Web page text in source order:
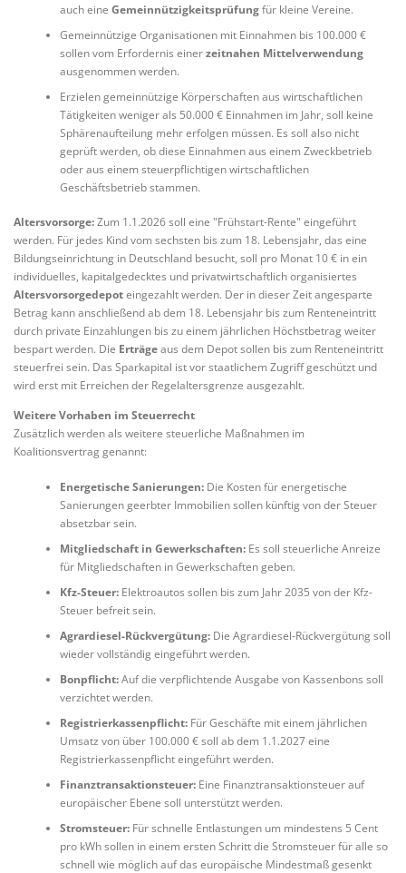
auch eine Gemeinnützigkeitsprüfungfür kleine Vereine.
Gemeinnützige Organisationen mit Einnahmen bis 100.000 €
sollen vom Erfordernis einerzeitnahen Mittelverwendung
ausgenommen werden.
Erzielen gemeinnützige Körperschaften aus wirtschaftlichen
Tätigkeiten weniger als 50.000 € Einnahmen im Jahr, soll keine
Sphärenaufteilung mehr erfolgen müssen. Es soll also nicht
geprüft werden, ob diese Einnahmen aus einem Zweckbetrieb
oder aus einem steuerpflichtigen wirtschaftlichen
Geschäftsbetrieb stammen.
Altersvorsorge:Zum 1.1.2026 soll eine "Frühstart-Rente" eingeführt
werden. Für jedes Kind vom sechsten bis zum 18. Lebensjahr, das eine
Bildungseinrichtung in Deutschland besucht, soll pro Monat 10 € in ein
individuelles, kapitalgedecktes und privatwirtschaftlich organisiertes
Altersvorsorgedepoteingezahlt werden. Der in dieser Zeit angesparte
Betrag kann anschließend ab dem 18. Lebensjahr bis zum Renteneintritt
durch private Einzahlungen bis zu einem jährlichen Höchstbetrag weiter
bespart werden. Die Erträgeaus dem Depot sollen bis zum Renteneintritt
steuerfrei sein. Das Sparkapital ist vor staatlichem Zugriff geschützt und
wird erst mit Erreichen der Regelaltersgrenze ausgezahlt.
Weitere Vorhaben im Steuerrecht
Zusätzlich werden als weitere steuerliche Maßnahmen im
Koalitionsvertrag genannt:
Energetische Sanierungen:Die Kosten für energetische
Sanierungen geerbter Immobilien sollen künftig von der Steuer
absetzbar sein.
Mitgliedschaft in Gewerkschaften:Es soll steuerliche Anreize
für Mitgliedschaften in Gewerkschaften geben.
Kfz-Steuer:Elektroautos sollen bis zum Jahr 2035 von der Kfz-
Steuer befreit sein.
Agrardiesel-Rückvergütung:Die Agrardiesel-Rückvergütung soll
wieder vollständig eingeführt werden.
Bonpflicht:Auf die verpflichtende Ausgabe von Kassenbons soll
verzichtet werden.
Registrierkassenpflicht:Für Geschäfte mit einem jährlichen
Umsatz von über 100.000 € soll ab dem 1.1.2027 eine
Registrierkassenpflicht eingeführt werden.
Finanztransaktionsteuer:Eine Finanztransaktionsteuer auf
europäischer Ebene soll unterstützt werden.
Stromsteuer:Für schnelle Entlastungen um mindestens 5 Cent
pro kWh sollen in einem ersten Schritt die Stromsteuer für alle so
schnell wie möglich auf das europäische Mindestmaß gesenkt